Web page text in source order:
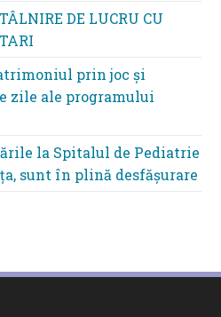
DE LUCRU CU
prin joc și
zile ale programului
la Spitalul de Pediatrie
sunt în plină desfășurare